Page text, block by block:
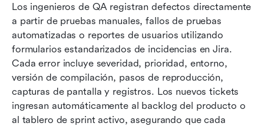
Los ingenieros de QA registran defectos directamente
a partir de pruebas manuales, fallos de pruebas
automatizadas o reportes de usuarios utilizando
formularios estandarizados de incidencias en Jira.
Cada error incluye severidad, prioridad, entorno,
versión de compilación, pasos de reproducción,
capturas de pantalla y registros. Los nuevos tickets
ingresan automáticamente al backlog del producto o
al tablero de sprint activo, asegurando que cada